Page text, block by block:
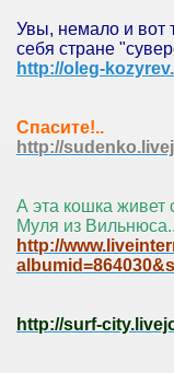
Увы, немало и вот
себя стране
http://oleg-
Спасите!..
http://
А эта кошка
Муля из
http://
http://surf-